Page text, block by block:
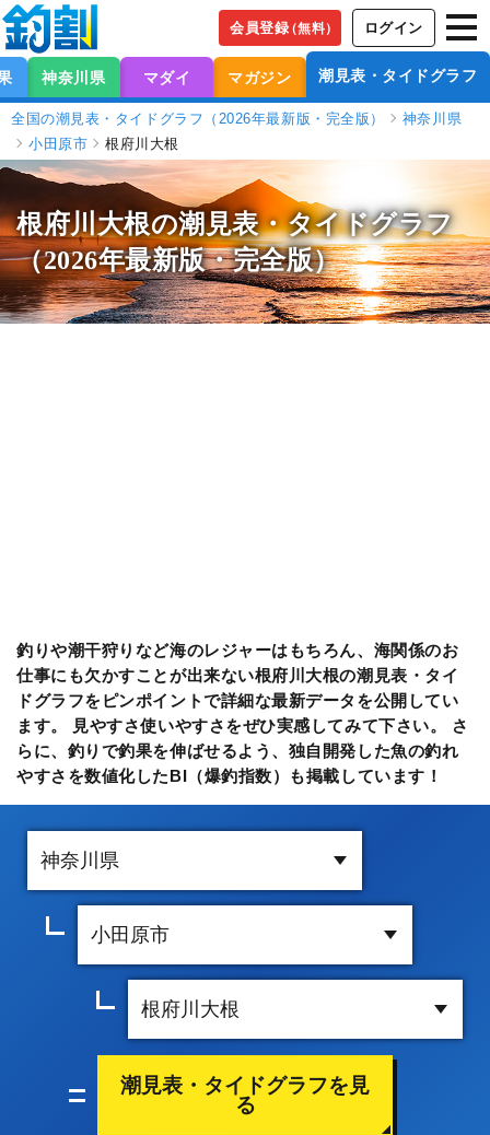
会員登録（無料） ログイン
神奈川県 マダイ マガジン 潮見表・タイドグラフ
全国の潮見表・タイドグラフ（2026年最新版・完全版）
神奈川県
小田原市
根府川大根
根府川大根の潮見表・タイドグラフ
（2026年最新版・完全版）
釣りや潮干狩りなど海のレジャーはもちろん、海関係のお
仕事にも欠かすことが出来ない根府川大根の潮見表・タイ
ドグラフをピンポイントで詳細な最新データを公開してい
ます。 見やすさ使いやすさをぜひ実感してみて下さい。 さ
らに、釣りで釣果を伸ばせるよう、独自開発した魚の釣れ
やすさを数値化したBI（爆釣指数）も掲載しています！
潮見表・タイドグラフを見
る